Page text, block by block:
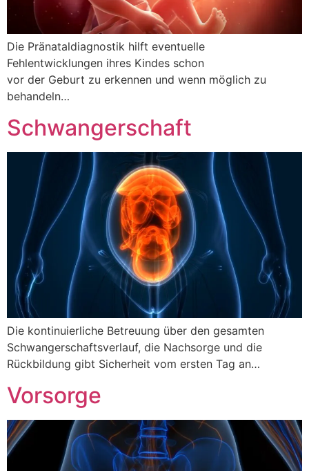
Die Pränataldiagnostik hilft eventuelle
Fehlentwicklungen ihres Kindes schon
vor der Geburt zu erkennen und wenn möglich zu
behandeln…
Schwangerschaft
Die kontinuierliche Betreuung über den gesamten
Schwangerschaftsverlauf, die Nachsorge und die
Rückbildung gibt Sicherheit vom ersten Tag an…
Vorsorge